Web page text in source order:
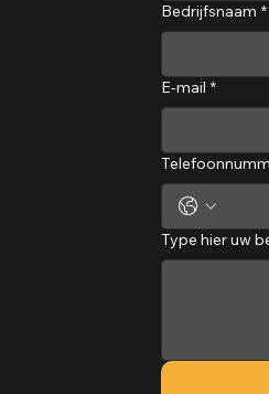
Bedrijfsnaam *
E-mail *
Type hier uw